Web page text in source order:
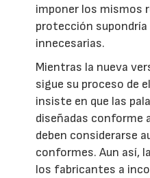
imponer los mismos
protección
innecesarias.
Mientras la nueva
sigue su proceso de
insiste en que las
diseñadas conforme
deben considerarse
conformes. Aun así,
los fabricantes a